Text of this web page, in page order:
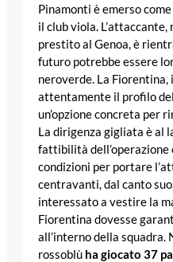
Pinamonti è emerso
il club viola.
prestito al Genoa, è
futuro potrebbe essere
neroverde. La
attentamente il profilo
un’opzione concreta per
La dirigenza gigliata è al
fattibilità dell’operazione
condizioni per portare
centravanti, dal canto
interessato a vestire la
Fiorentina dovesse
all’interno della squadra.
rossoblù ha giocato 37